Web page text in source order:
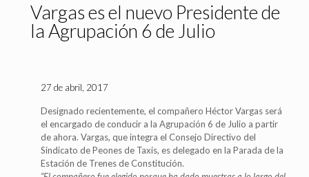
Vargas es el nuevo Presidente de
la Agrupación 6 de Julio
27 de abril, 2017
Designado recientemente, el compañero Héctor Vargas será
el encargado de conducir a la Agrupación 6 de Julio a partir
de ahora. Vargas, que integra el Consejo Directivo del
Sindicato de Peones de Taxis, es delegado en la Parada de la
Estación de Trenes de Constitución.